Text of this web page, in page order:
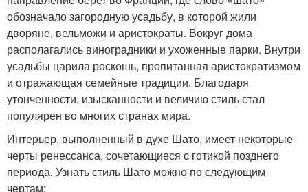
обозначало загородную усадьбу, в которой жили
дворяне, вельможи и аристократы. Вокруг дома
располагались виноградники и ухоженные парки. Внутри
усадьбы царила роскошь, пропитанная аристократизмом
и отражающая семейные традиции. Благодаря
утонченности, изысканности и величию стиль стал
популярен во многих странах мира.
Интерьер, выполненный в духе Шато, имеет некоторые
черты ренессанса, сочетающиеся с готикой позднего
периода. Узнать стиль Шато можно по следующим
чертам: